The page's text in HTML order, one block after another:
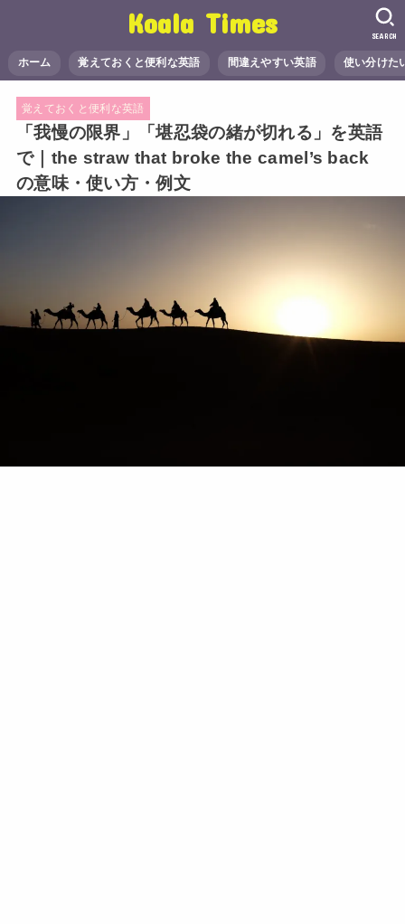
Koala Times
ホーム 覚えておくと便利な英語 間違えやすい英語 使い分けた
SEARCH
覚えておくと便利な英語
「我慢の限界」「堪忍袋の緒が切れる」を英語
で｜the straw that broke the camel’s back
の意味・使い方・例文